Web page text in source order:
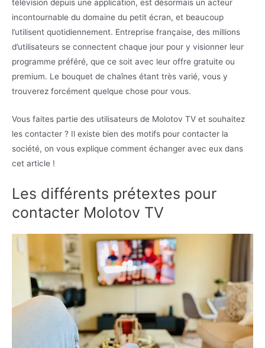
télévision depuis une application, est désormais un acteur
incontournable du domaine du petit écran, et beaucoup
l’utilisent quotidiennement. Entreprise française, des millions
d’utilisateurs se connectent chaque jour pour y visionner leur
programme préféré, que ce soit avec leur offre gratuite ou
premium. Le bouquet de chaînes étant très varié, vous y
trouverez forcément quelque chose pour vous.
Vous faites partie des utilisateurs de Molotov TV et souhaitez
les contacter ? Il existe bien des motifs pour contacter la
société, on vous explique comment échanger avec eux dans
cet article !
Les différents prétextes pour
contacter Molotov TV